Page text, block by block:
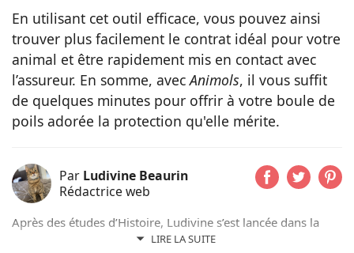
En utilisant cet outil efficace, vous pouvez ainsi
trouver plus facilement le contrat idéal pour votre
animal et être rapidement mis en contact avec
l’assureur. En somme, avecAnimols, il vous suffit
de quelques minutes pour offrir à votre boule de
poils adorée la protection qu'elle mérite.
Par Ludivine Beaurin
Rédactrice web
LIRE LA SUITE
Après des études d’Histoire, Ludivine s’est lancée dans la
rédaction web. Aujourd’hui, c’est avec plaisir qu’elle met sa